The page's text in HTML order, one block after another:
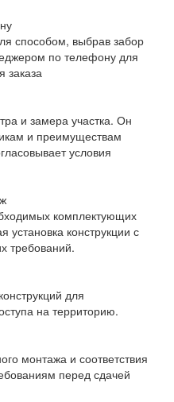
способом, выбрав забор
по телефону для
заказа
и замера участка. Он
и преимуществам
условия
комплектующих
установка конструкции с
требований.
для
на территорию.
монтажа и соответствия
перед сдачей